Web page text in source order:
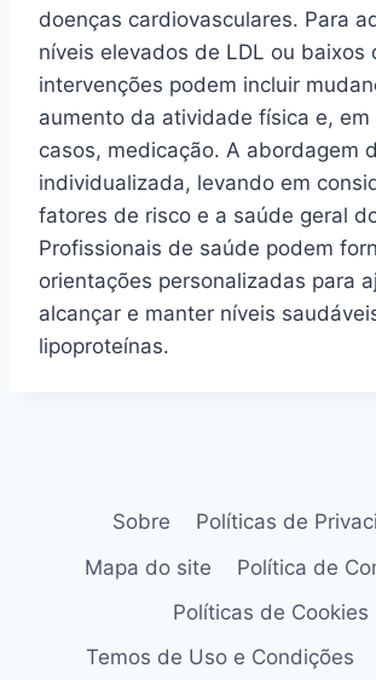
doenças cardiovasculares. Para
níveis elevados de LDL ou baixos
intervenções podem incluir
aumento da atividade física e, em
casos, medicação. A abordagem
individualizada, levando em
fatores de risco e a saúde geral
Profissionais de saúde podem
orientações personalizadas para
alcançar e manter níveis
lipoproteínas.
Sobre
Políticas de
Mapa do site
Política de
Políticas de Cookies
Temos de Uso e Condições